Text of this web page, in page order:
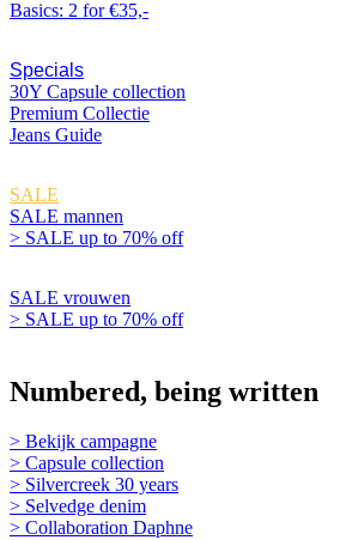
Basics: 2 for €35,-
Specials
30Y Capsule collection
Premium Collectie
Jeans Guide
SALE
SALE mannen
> SALE up to 70% off
SALE vrouwen
> SALE up to 70% off
Numbered, being written
> Bekijk campagne
> Capsule collection
> Silvercreek 30 years
> Selvedge denim
> Collaboration Daphne